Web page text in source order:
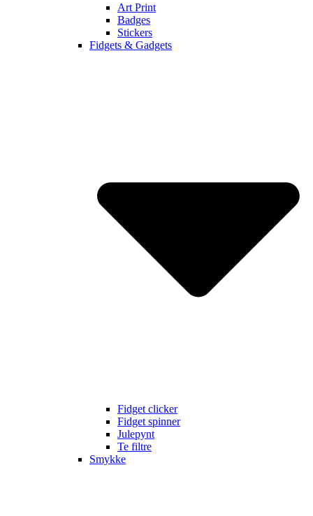
Art Print
Badges
Stickers
Fidgets & Gadgets
Fidget clicker
Fidget spinner
Julepynt
Te filtre
Smykke